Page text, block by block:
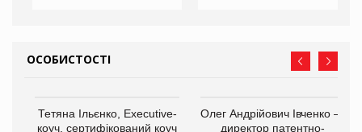
ОСОБИСТОСТІ
Тетяна Ільєнко, Executive-
коуч, сертифікований коуч
Олег Андрійович Івченко —
директор патентно-